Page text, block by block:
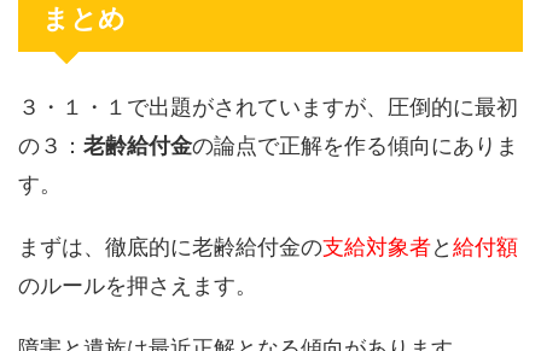
まとめ
３・１・１で出題がされていますが、圧倒的に最初
の３： 老齢給付金の論点で正解を作る傾向にありま
す。
まずは、徹底的に老齢給付金の支給対象者と給付額
のルールを押さえます。